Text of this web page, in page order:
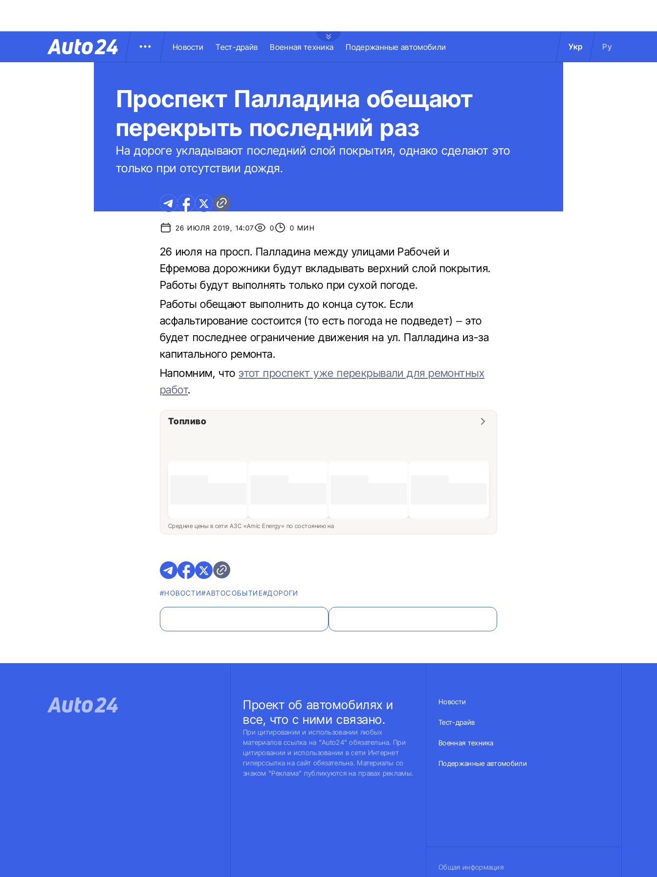
Новости Тест-драйв Военная техника Подержанные автомобили Укр Ру
Проспект Палладина обещают
перекрыть последний раз
На дороге укладывают последний слой покрытия, однако сделают это
только при отсутствии дождя.
26 ИЮЛЯ 2019, 14:07 0 0 МИН
26 июля на просп. Палладина между улицами Рабочей и
Ефремова дорожники будут вкладывать верхний слой покрытия.
Работы будут выполнять только при сухой погоде.
Работы обещают выполнить до конца суток. Если
асфальтирование состоится (то есть погода не подведет) – это
будет последнее ограничение движения на ул. Палладина из-за
капитального ремонта.
Напомним, чтоэтот проспект уже перекрывали для ремонтных
работ.
Топливо
Средние цены в сети АЗС «Amic Energy» по состоянию на
#НОВОСТИ#АВТОСОБЫТИЕ#ДОРОГИ
Проект об автомобилях и
все, что с ними связано.
При цитировании и использовании любых
материалов ссылка на "Auto24" обязательна. При
цитировании и использовании в сети Интернет
гиперссылка на сайт обязательна. Материалы со
знаком "Реклама" публикуются на правах рекламы.
Новости
Тест-драйв
Военная техника
Подержанные автомобили
Общая информация